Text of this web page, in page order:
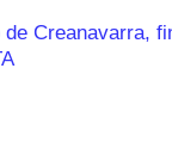
Creanavarra,